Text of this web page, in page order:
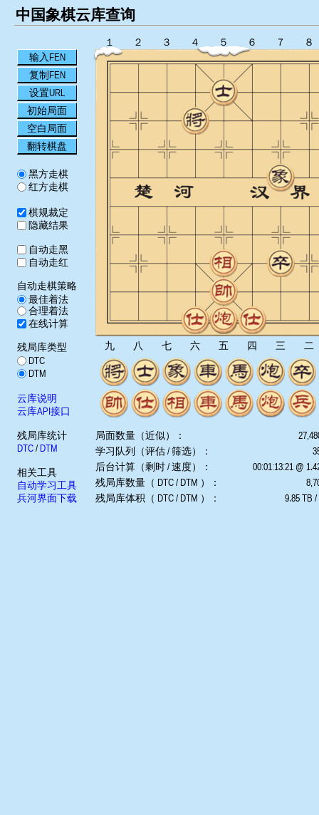
中国象棋云库查询
输入FEN
复制FEN
设置URL
初始局面
空白局面
翻转棋盘
黑方走棋
红方走棋
棋规裁定
隐藏结果
自动走黑
自动走红
自动走棋策略
最佳着法
合理着法
在线计算
残局库类型
DTC
DTM
云库说明
云库API接口
残局库统计
DTC/ DTM
相关工具
自动学习工具
兵河界面下载
１ ２ ３ ４ ５ ６ ７ ８
九 八 七 六 五 四 三 二
局面数量（近似）：
学习队列（评估 / 筛选）：
后台计算（剩时 / 速度）：
00:01:13:21 @
残局库数量（ DTC / DTM ）：
残局库体积（ DTC / DTM ）：
9.85 TB